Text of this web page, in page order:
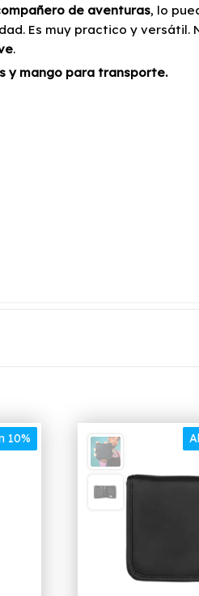
de aventuras, lo
Es muy practico y versátil.
.
y mango para transporte.
10%